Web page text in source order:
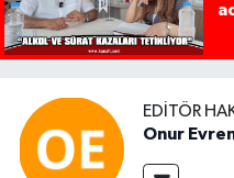
EDITÖR
Onur